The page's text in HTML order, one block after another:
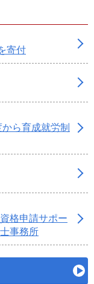
寄付
ら育成就労制
格申請サポー
事務所